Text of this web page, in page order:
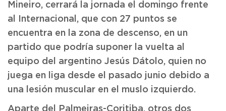
Mineiro, cerrará la jornada el domingo frente
al Internacional, que con 27 puntos se
encuentra en la zona de descenso, en un
partido que podría suponer la vuelta al
equipo del argentino Jesús Dátolo, quien no
juega en liga desde el pasado junio debido a
una lesión muscular en el muslo izquierdo.
Aparte del Palmeiras-Coritiba, otros dos